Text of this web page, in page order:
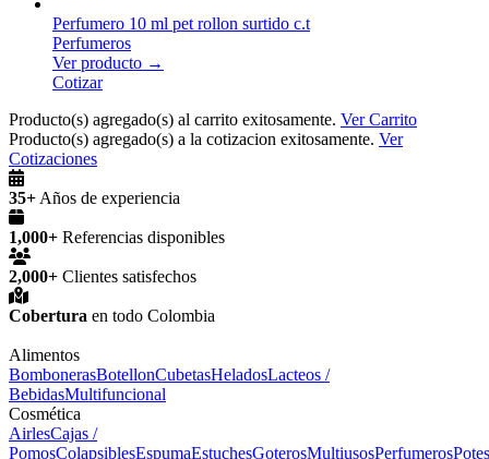
Perfumero 10 ml pet rollon surtido c.t
Perfumeros
Ver producto →
Cotizar
Producto(s) agregado(s) al carrito exitosamente. Ver Carrito
Producto(s) agregado(s) a la cotizacion exitosamente. Ver
Cotizaciones
35+ Años de experiencia
1,000+ Referencias disponibles
2,000+ Clientes satisfechos
Cobertura en todo Colombia
Alimentos
BombonerasBotellonCubetasHeladosLacteos /
BebidasMultifuncional
Cosmética
AirlesCajas /
PomosColapsiblesEspumaEstuchesGoterosMultiusosPerfumerosPotes